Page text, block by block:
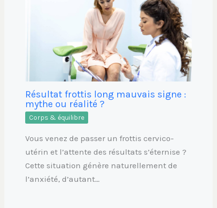
Résultat frottis long mauvais signe :
mythe ou réalité ?
Corps & équilibre
Vous venez de passer un frottis cervico-
utérin et l’attente des résultats s’éternise ?
Cette situation génère naturellement de
l’anxiété, d’autant…